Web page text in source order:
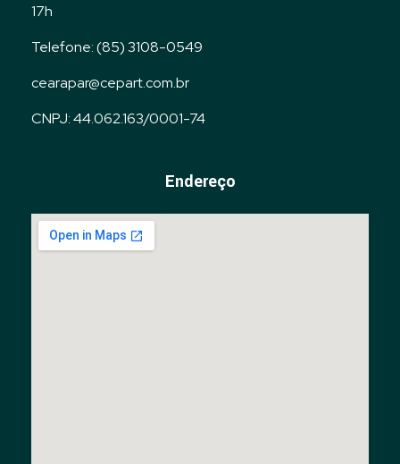
17h
Telefone: (85) 3108-0549
cearapar@cepart.com.br
CNPJ: 44.062.163/0001-74
Endereço